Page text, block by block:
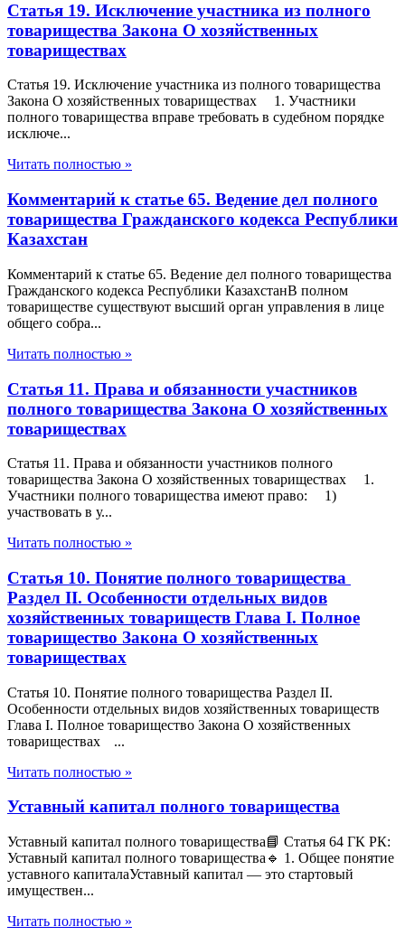
Статья 19. Исключение участника из полного
товарищества Закона О хозяйственных
товариществах
Статья 19. Исключение участника из полного товарищества
Закона О хозяйственных товариществах 1. Участники
полного товарищества вправе требовать в судебном порядке
исключе...
Читать полностью »
Комментарий к статье 65. Ведение дел полного
товарищества Гражданского кодекса Республики
Казахстан
Комментарий к статье 65. Ведение дел полного товарищества
Гражданского кодекса Республики КазахстанВ полном
товариществе существуют высший орган управления в лице
общего собра...
Читать полностью »
Статья 11. Права и обязанности участников
полного товарищества Закона О хозяйственных
товариществах
Статья 11. Права и обязанности участников полного
товарищества Закона О хозяйственных товариществах 1.
Участники полного товарищества имеют право: 1)
участвовать в у...
Читать полностью »
Статья 10. Понятие полного товарищества
Раздел II. Особенности отдельных видов
хозяйственных товариществ Глава I. Полное
товарищество Закона О хозяйственных
товариществах
Статья 10. Понятие полного товарищества Раздел II.
Особенности отдельных видов хозяйственных товариществ
Глава I. Полное товарищество Закона О хозяйственных
товариществах ...
Читать полностью »
Уставный капитал полного товарищества
Уставный капитал полного товарищества📘 Статья 64 ГК РК:
Уставный капитал полного товарищества🔹 1. Общее понятие
уставного капиталаУставный капитал — это стартовый
имуществен...
Читать полностью »